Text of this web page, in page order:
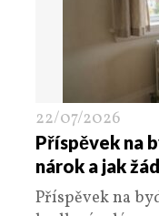
22/07/2026
Příspěvek na
nárok a jak
Příspěvek na